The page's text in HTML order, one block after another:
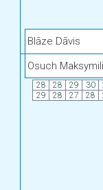
Blāze Dāvis
Osuch
28 28 29 30
29
28 27 28